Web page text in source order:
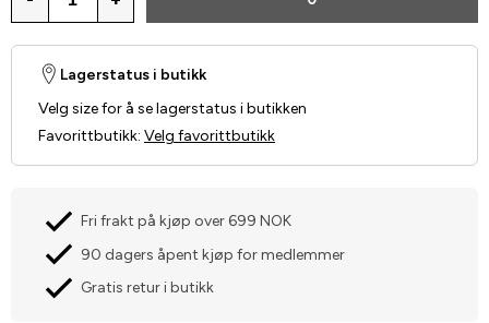
Lagerstatus i butikk
Velg size for å se lagerstatus i butikken
Favorittbutikk: Velg favorittbutikk
Fri frakt på kjøp over 699 NOK
90 dagers åpent kjøp for medlemmer
Gratis retur i butikk